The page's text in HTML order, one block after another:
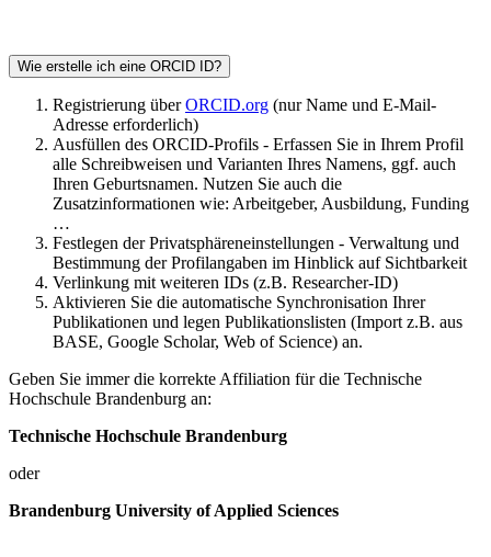
Wie erstelle ich eine ORCID ID?
Registrierung überORCID.org (nur Name und E-Mail-
Adresse erforderlich)
Ausfüllen des ORCID-Profils - Erfassen Sie in Ihrem Profil
alle Schreibweisen und Varianten Ihres Namens, ggf. auch
Ihren Geburtsnamen. Nutzen Sie auch die
Zusatzinformationen wie: Arbeitgeber, Ausbildung, Funding
…
Festlegen der Privatsphäreneinstellungen - Verwaltung und
Bestimmung der Profilangaben im Hinblick auf Sichtbarkeit
Verlinkung mit weiteren IDs (z.B. Researcher-ID)
Aktivieren Sie die automatische Synchronisation Ihrer
Publikationen und legen Publikationslisten (Import z.B. aus
BASE, Google Scholar, Web of Science) an.
Geben Sie immer die korrekte Affiliation für die Technische
Hochschule Brandenburg an:
Technische Hochschule Brandenburg
oder
Brandenburg University of Applied Sciences